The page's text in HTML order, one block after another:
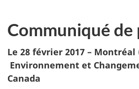
Communiqué de
Le 28 février 2017 – Montréal
Environnement et
Canada